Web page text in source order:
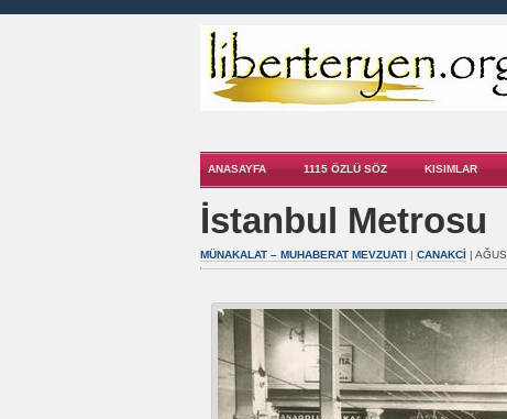
ANASAYFA 1115 ÖZLÜ SÖZ KISIMLAR
İstanbul Metrosu
MÜNAKALAT – MUHABERAT MEVZUATI | CANAKCI |